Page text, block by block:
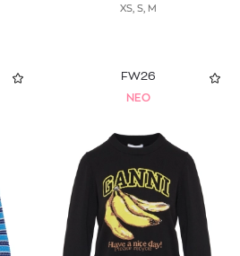
XS, S, M
FW26
NEO